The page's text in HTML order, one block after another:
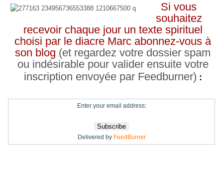
Si vous
souhaitez
recevoir chaque jour un texte spirituel
choisi par le diacre Marc abonnez-vous à
son blog (et regardez votre dossier spam
ou indésirable pour valider ensuite votre
inscription envoyée par Feedburner) :
Enter your email address:
Delivered by FeedBurner